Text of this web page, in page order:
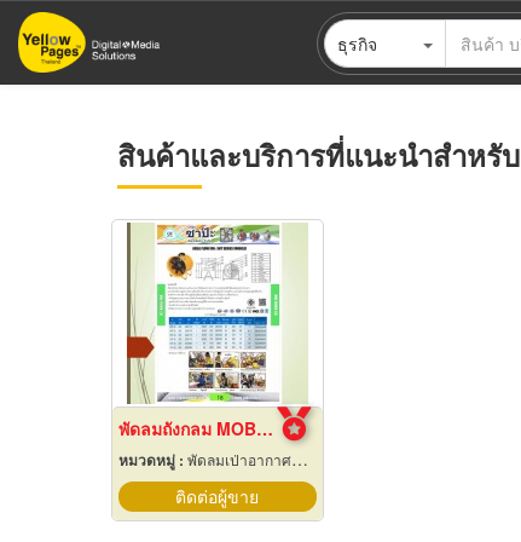
ข้าม
ไป
ธุรกิจ
สินค้าและบริการที่แนะนำสำหรับ
พัดลมถังกลม MOBILE AXIAL FAN
หมวดหมู่ : พัดลมเป่าอากาศสำหรับอุตสาหกรรม
ติดต่อผู้ขาย